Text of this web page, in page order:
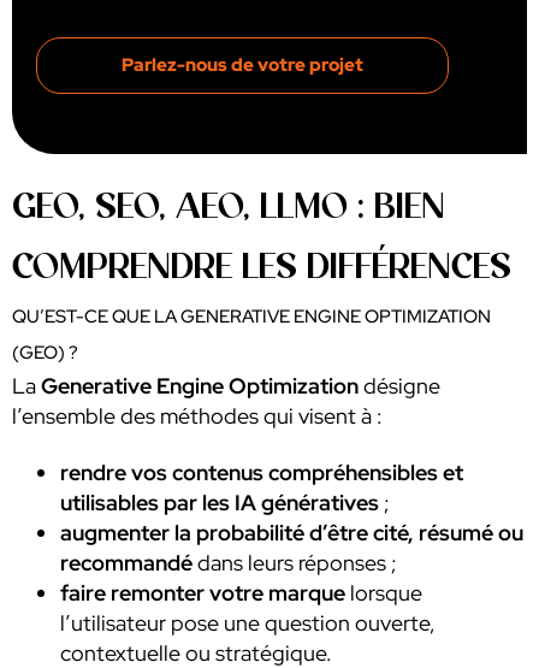
Parlez-nous de votre projet
GEO, SEO, AEO, LLMO : BIEN
COMPRENDRE LES DIFFÉRENCES
QU’EST-CE QUE LA GENERATIVE ENGINE OPTIMIZATION
(GEO) ?
LaGenerative Engine Optimizationdésigne
l’ensemble des méthodes qui visent à :
rendre vos contenus compréhensibles et
utilisables par les IA génératives ;
augmenter la probabilité d’être cité, résumé ou
recommandédans leurs réponses ;
faire remonter votre marque lorsque
l’utilisateur pose une question ouverte,
contextuelle ou stratégique.